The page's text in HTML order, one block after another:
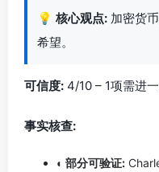
💡 核心观点: 加密货
希望。
可信度: 4/10 – 1项需进
事实核查:
◐ 部分可验证: